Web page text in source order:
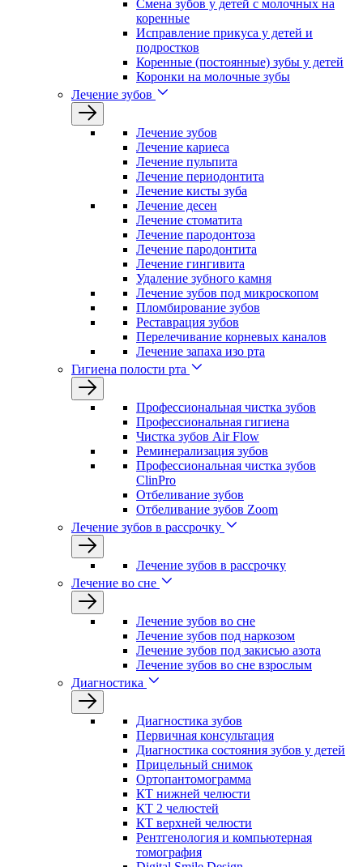
Смена зубов у детей с молочных на
коренные
Исправление прикуса у детей и
подростков
Коренные (постоянные) зубы у детей
Коронки на молочные зубы
Лечение зубов
Лечение зyбов
Лечение кариеса
Лечение пульпита
Лечение периодонтита
Лечение кисты зуба
Лечение десен
Лечение стоматита
Лечение пародонтоза
Лечение пародонтита
Лечение гингивита
Удаление зубного камня
Лечение зубов под микроскопом
Пломбирование зубов
Реставрация зубов
Перелечивание корневых каналов
Лечение запаха изо рта
Гигиена полости рта
Профессиональная чистка зубов
Профессиональная гигиена
Чистка зубов Air Flow
Реминерализация зубов
Профессиональная чистка зубов
ClinPro
Отбеливание зубов
Отбеливание зубов Zoom
Лечение зубов в рассрочку
Лечение зубов в рассрочку
Лечение во сне
Лечение зубов во сне
Лечение зубов под наркозом
Лечение зубов под закисью азота
Лечение зубов во сне взрослым
Диагностика
Диагностика зубов
Первичная консультация
Диагностика состояния зубов у детей
Прицельный снимок
Ортопантомограмма
КТ нижней челюсти
КТ 2 челюстей
КТ верхней челюсти
Рентгенология и компьютерная
томография